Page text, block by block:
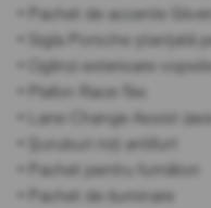
• Pachet de accente
• Sigla Porsche ștanțată
• Oglinzi exterioare vopsite
• Plafon Race-Tex
• Lane Change Assist
• Șuruburi roți antifurt
• Pachet pentru fumători
• Pachet de iluminare